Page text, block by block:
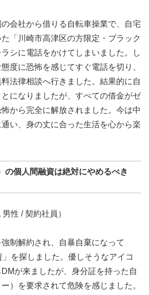
会社から借りる自転車操業で、自宅
「川崎市高津区の方限定・ブラック
シに電話をかけてしまいました。し
度に恐怖を感じてすぐ電話を切り、
法律相談へ行きました。結果的に自
になりましたが、すべての借金がゼ
から完全に解放されました。今は中
い、身の丈に合った生活を心から楽
個人間融資は絶対にやめるべき
性 / 契約社員）
制解約され、自暴自棄になって
を探しました。優しそうなアイコ
が来ましたが、身分証を持った自
）を要求されて危険を感じました。